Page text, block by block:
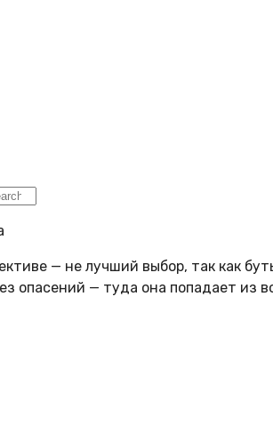
— не лучший выбор, так как
опасений — туда она попадает из